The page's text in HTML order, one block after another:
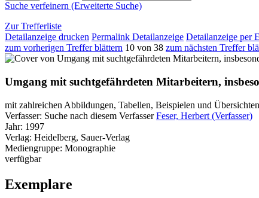
Suche verfeinern (Erweiterte Suche)
Zur Trefferliste
Detailanzeige drucken Permalink Detailanzeige Detailanzeige per
zum vorherigen Treffer blättern 10 von 38 zum nächsten Treffer
Umgang mit suchtgefährdeten Mitarbeitern,
mit zahlreichen Abbildungen, Tabellen, Beispielen und Übersichten
Verfasser: Suche nach diesem Verfasser Feser, Herbert (Verfasser)
Jahr: 1997
Verlag: Heidelberg, Sauer-Verlag
Mediengruppe: Monographie
verfügbar
Exemplare